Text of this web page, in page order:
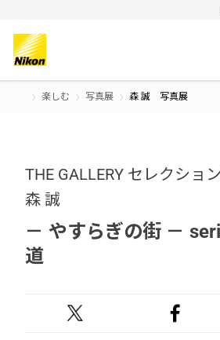
楽しむ 写真展 森 誠 写真展
THE GALLERY セレクショ
森 誠
－ やすらぎの街 －
道